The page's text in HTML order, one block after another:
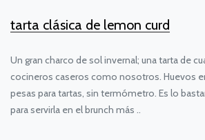
tarta clásica de lemon curd
Un gran charco de sol invernal; una tarta de
cocineros caseros como nosotros. Huevos
pesas para tartas, sin termómetro. Es lo
para servirla en el brunch más ..